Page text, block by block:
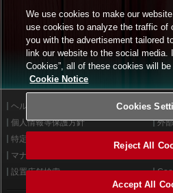
ヘルプ
利
個人情報等保護方針
外
特定商取引法に基づく表示
マナー＆ルール
設置店舗検索
We use cookies to make our
use cookies to analyze the traffic of
you with the advertisement tailored
link our website to the social media.
Cookies”, all of these cookies will
Cookie Notice
Cookies
Reject All
Accept All